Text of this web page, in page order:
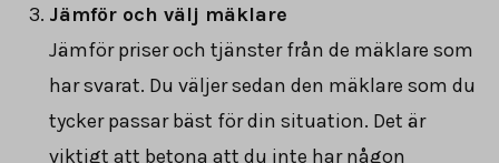
Jämför och välj mäklare
Jämför priser och tjänster från de mäklare som
har svarat. Du väljer sedan den mäklare som du
tycker passar bäst för din situation. Det är
viktigt att betona att du inte har någon